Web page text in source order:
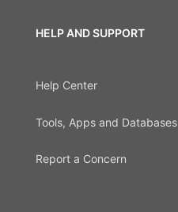
HELP AND SUPPORT
Help Center
Tools, Apps and Databases
Report a Concern